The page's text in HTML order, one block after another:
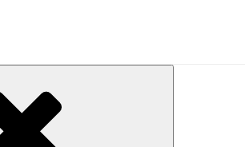
Wilhelmshaven